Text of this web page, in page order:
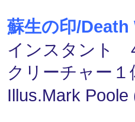
蘇生の印/Death
インスタント
クリーチャー
Illus.Mark Poole